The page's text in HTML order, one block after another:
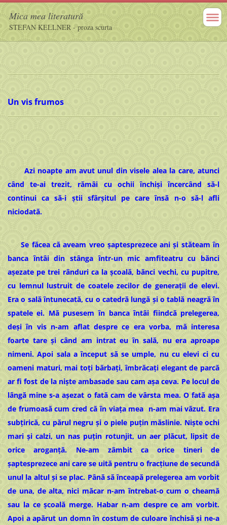
Mica mea literatură
STEFAN KELLNER - proza scurta
Un vis frumos
Azi noapte am avut unul din visele alea la care, atunci
când te-ai trezit, rămâi cu ochii închişi încercând să-l
continui ca să-i știi sfârşitul pe care însă n-o să-l afli
niciodată.
Se făcea că aveam vreo şaptesprezece ani şi stăteam în
banca întâi din stânga într-un mic amfiteatru cu bănci
aşezate pe trei rânduri ca la școală, bănci vechi, cu pupitre,
cu lemnul lustruit de coatele zecilor de generaţii de elevi.
Era o sală întunecată, cu o catedră lungă şi o tablă neagră în
spatele ei. Mă pusesem în banca întâi fiindcă prelegerea,
deşi în vis n-am aflat despre ce era vorba, mă interesa
foarte tare şi când am intrat eu în sală, nu era aproape
nimeni. Apoi sala a început să se umple, nu cu elevi ci cu
oameni maturi, mai toţi bărbaţi, îmbrăcaţi elegant de parcă
ar fi fost de la nişte ambasade sau cam așa ceva. Pe locul de
lângă mine s-a aşezat o fată cam de vârsta mea. O fată așa
de frumoasă cum cred că în viața mea n-am mai văzut. Era
subţirică, cu părul negru şi o piele puţin măslinie. Niște ochi
mari şi calzi, un nas puţin rotunjit, un aer plăcut, lipsit de
orice aroganță. Ne-am zâmbit ca orice tineri de
şaptesprezece ani care se uită pentru o fracţiune de secundă
unul la altul şi se plac. Până să înceapă prelegerea am vorbit
de una, de alta, nici măcar n-am întrebat-o cum o cheamă
sau la ce școală merge. Habar n-am despre ce am vorbit.
Apoi a apărut un domn în costum de culoare închisă şi ne-a